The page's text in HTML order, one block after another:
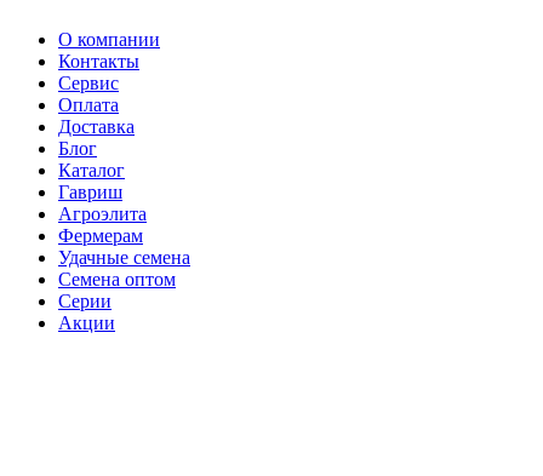
О компании
Контакты
Сервис
Оплата
Доставка
Блог
Каталог
Гавриш
Агроэлита
Фермерам
Удачные семена
Семена оптом
Серии
Акции